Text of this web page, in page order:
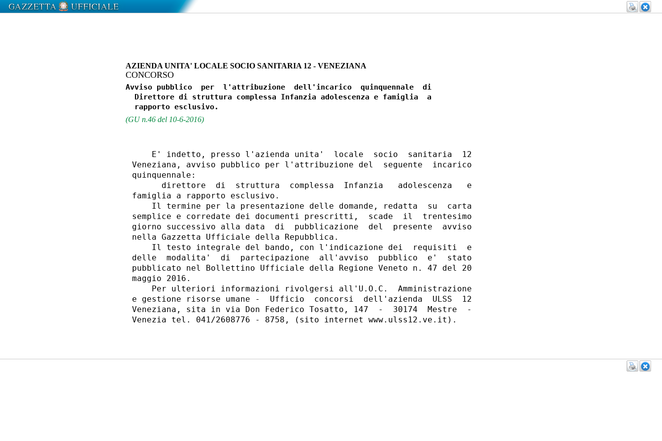
AZIENDA UNITA' LOCALE SOCIO SANITARIA 12 - VENEZIANA
CONCORSO
Avviso pubblico  per  l'attribuzione  dell'incarico  quinquennale  di
  Direttore di struttura complessa Infanzia adolescenza e famiglia  a
(GU n.46 del 10-6-2016)
    E' indetto, presso l'azienda unita'  locale  socio  sanitaria  12
Veneziana, avviso pubblico per l'attribuzione del  seguente  incarico
quinquennale:
      direttore  di  struttura  complessa  Infanzia   adolescenza   e
famiglia a rapporto esclusivo.
    Il termine per la presentazione delle domande, redatta  su  carta
semplice e corredate dei documenti prescritti,  scade  il  trentesimo
giorno successivo alla data  di  pubblicazione  del  presente  avviso
nella Gazzetta Ufficiale della Repubblica.
    Il testo integrale del bando, con l'indicazione dei  requisiti  e
delle  modalita'  di  partecipazione  all'avviso  pubblico  e'  stato
pubblicato nel Bollettino Ufficiale della Regione Veneto n. 47 del 20
maggio 2016.
    Per ulteriori informazioni rivolgersi all'U.O.C.  Amministrazione
e gestione risorse umane -  Ufficio  concorsi  dell'azienda  ULSS  12
Veneziana, sita in via Don Federico Tosatto, 147  -  30174  Mestre  -
Venezia tel. 041/2608776 - 8758, (sito internet www.ulss12.ve.it).